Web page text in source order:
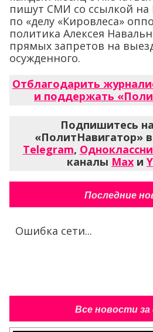
пишут СМИ со ссылкой на
по «делу «Кировлеса»
политика Алексея
прямых запретов на
осужденного.
Отблагодарить
и поддержать
Подпишитесь
«ПолитНавигатор»
Telegram,
каналы Max и
Последние
Ошибка сети...
Все новости за